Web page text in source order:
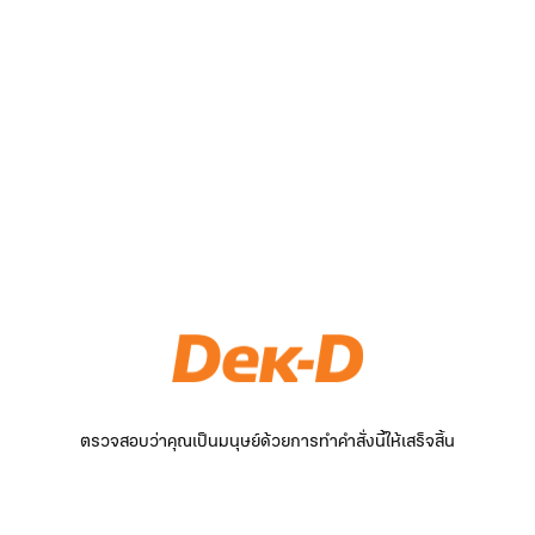
ตรวจสอบว่าคุณเป็นมนุษย์ด้วยการทำคำสั่งนี้ให้เสร็จสิ้น